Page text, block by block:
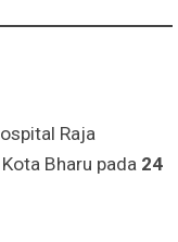
Raja
Bharu pada 24